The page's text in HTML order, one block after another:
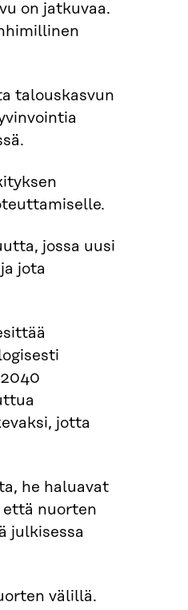
on jatkuvaa.
talouskasvun
jossa uusi
jota
jotta
he haluavat
että nuorten
julkisessa
välillä.